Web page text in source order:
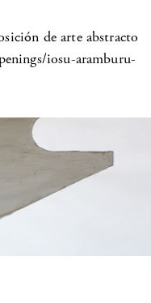
de arte abstracto
iosu-aramburu-